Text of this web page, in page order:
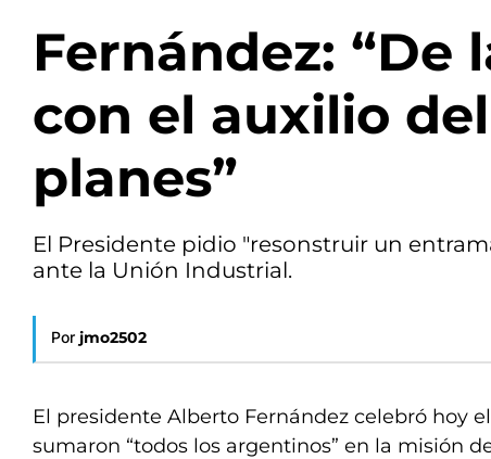
Fernández: “De
con el auxilio
planes”
El Presidente pidio "resonstruir un
ante la Unión Industrial.
Por jmo2502
El presidente Alberto Fernández celebró hoy
sumaron “todos los argentinos” en la misión